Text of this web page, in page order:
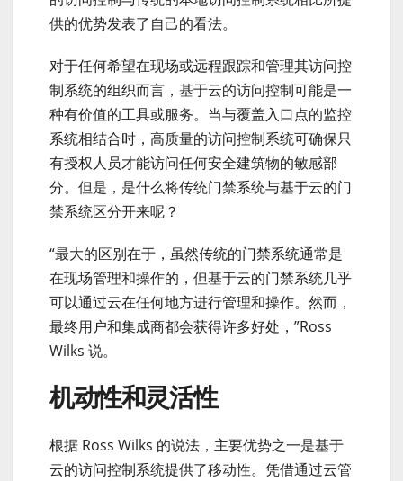
供的优势发表了自己的看法。
对于任何希望在现场或远程跟踪和管理其访问控
制系统的组织而言，基于云的访问控制可能是一
种有价值的工具或服务。当与覆盖入口点的监控
系统相结合时，高质量的访问控制系统可确保只
有授权人员才能访问任何安全建筑物的敏感部
分。但是，是什么将传统门禁系统与基于云的门
禁系统区分开来呢？
“最大的区别在于，虽然传统的门禁系统通常是
在现场管理和操作的，但基于云的门禁系统几乎
可以通过云在任何地方进行管理和操作。然而，
最终用户和集成商都会获得许多好处，”Ross
Wilks 说。
机动性和灵活性
根据 Ross Wilks 的说法，主要优势之一是基于
云的访问控制系统提供了移动性。凭借通过云管